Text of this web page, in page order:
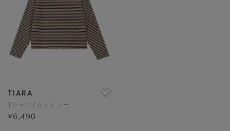
TIARA
Tシャツ/カットソー
¥6,490